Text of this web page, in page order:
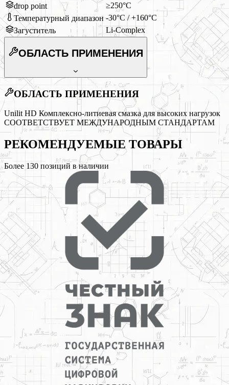
drop point
≥250°C
Температурный диапазон -30°C / +160°C
Загуститель
Li-Complex
ОБЛАСТЬ ПРИМЕНЕНИЯ
ОБЛАСТЬ ПРИМЕНЕНИЯ
Unilit HD Комплексно-литиевая смазка для высоких нагрузок
СООТВЕТСТВУЕТ МЕЖДУНАРОДНЫМ СТАНДАРТАМ
РЕКОМЕНДУЕМЫЕ ТОВАРЫ
Более 130 позиций в наличии